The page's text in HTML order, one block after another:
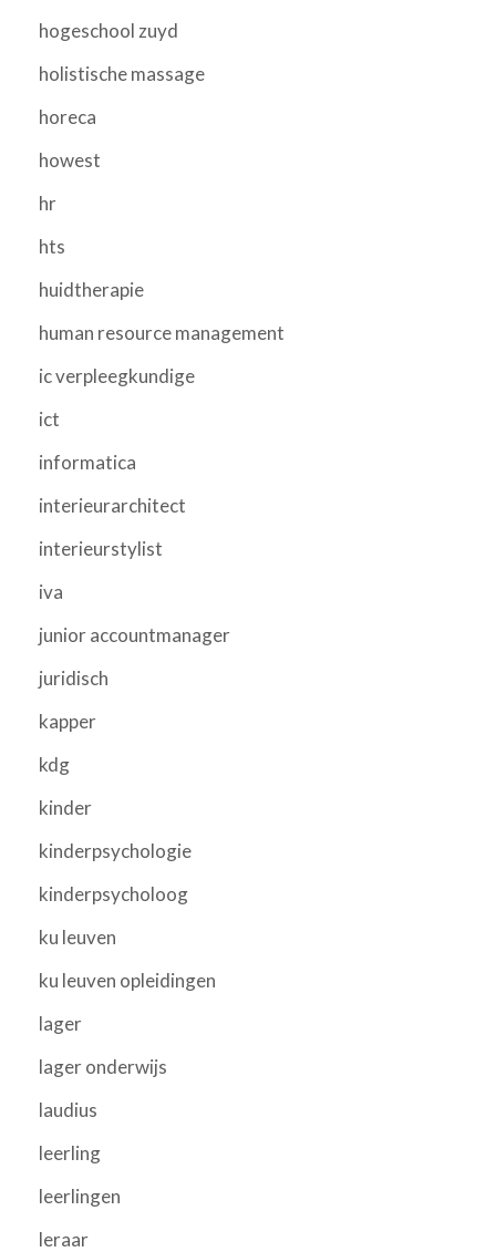
hogeschool zuyd
holistische massage
horeca
howest
hr
hts
huidtherapie
human resource management
ic verpleegkundige
ict
informatica
interieurarchitect
interieurstylist
iva
junior accountmanager
juridisch
kapper
kdg
kinder
kinderpsychologie
kinderpsycholoog
ku leuven
ku leuven opleidingen
lager
lager onderwijs
laudius
leerling
leerlingen
leraar